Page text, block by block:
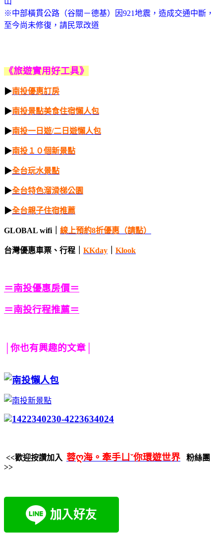
※中部橫貫公路（谷關－德基）因921地震，造成交通中斷，
至今尚未修復，請民眾改道
《旅遊實用好工具》
▶南投優惠訂房
▶南投景點美食住宿懶人包
▶南投一日遊/二日遊懶人包
▶南投１０個新景點
▶全台玩水景點
▶全台特色溜滑梯公園
▶全台親子住宿推薦
GLOBAL wifi｜ 線上預約8折優惠（請點）
台灣優惠車票、行程｜ KKday Klook
＝南投優惠房價＝
＝南投行程推薦＝
│你也有興趣的文章│
<<歡迎按讚加入 蓉ღ海。牽手ㄩˇ你環遊世界
粉絲團
>>